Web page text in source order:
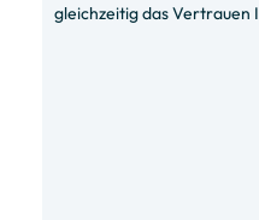
gleichzeitig das Vertrauen